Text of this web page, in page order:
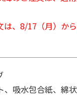
、8/17（月）か
、吸水包合紙、綿